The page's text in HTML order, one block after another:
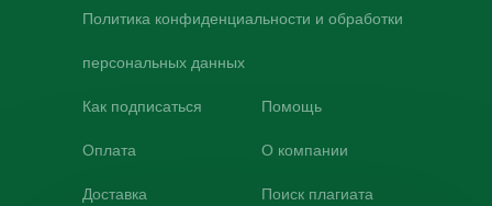
Политика конфиденциальности и обработки
персональных данных
Как подписаться
Оплата
Доставка
Помощь
О компании
Поиск плагиата